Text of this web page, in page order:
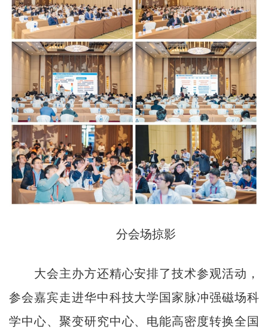
分会场掠影
大会主办方还精心安排了技术参观活动，
参会嘉宾走进华中科技大学国家脉冲强磁场科
学中心、聚变研究中心、电能高密度转换全国